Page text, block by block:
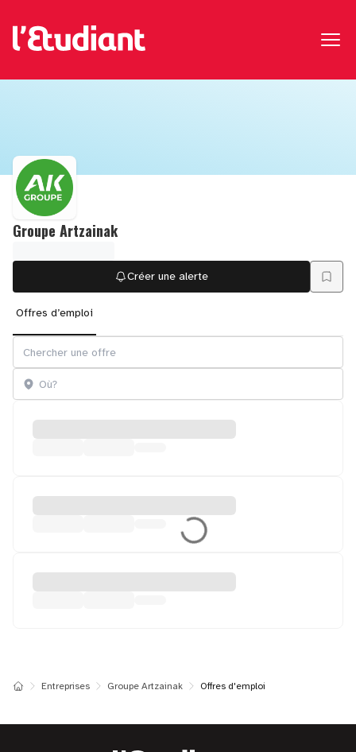
Groupe Artzainak
Créer une alerte
Offres d’emploi
Entreprises Groupe Artzainak Offres d'emploi